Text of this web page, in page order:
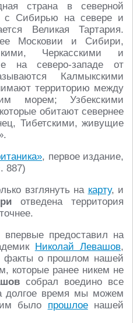
страна в северной
с Сибирью на севере и
Великая Тартария.
Московии и Сибири,
Черкасскими и
на северо-западе от
Калмыкскими
территорию между
морем; Узбекскими
обитают севернее
Тибетскими, живущие
, первое издание,
887)
взглянуть на карту, и
отведена территория
предоставил на
Николай Левашов,
факты о прошлом нашей
которые ранее никем не
собрал воедино все
долгое время мы можем
было прошлоенашей